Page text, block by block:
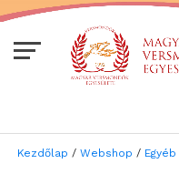
Kezdőlap / Webshop / Egyéb